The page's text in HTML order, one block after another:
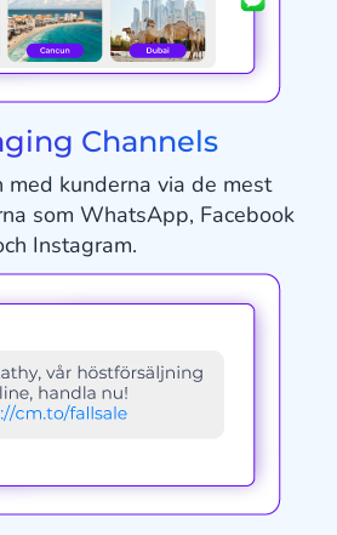
Channels
med kunderna via de mest
som WhatsApp, Facebook
Instagram.